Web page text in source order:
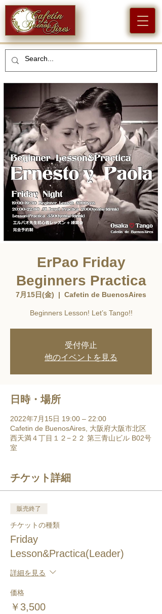
ErPao Friday
Beginners Practica
7月15日(金)
  |
Cafetin de BuenosAires
Beginners Lesson! Let’s Tango!!
受付停止
他のイベントを見る
日時・場所
2022年7月15日 19:00 – 22:00
Cafetin de BuenosAires, 大阪府大阪市北区
西天満４丁目１２−２２ 第三青山ビル B02号
室
チケット詳細
販売終了
チケットの種類
Friday
Lesson&Practica(Leader)
詳細を見る
価格
￥3,500